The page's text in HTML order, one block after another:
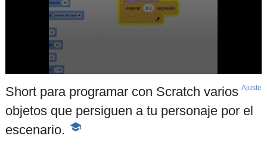
Short para programar con Scratch varios
objetos que persiguen a tu personaje por el
escenario.
-
Ajuste